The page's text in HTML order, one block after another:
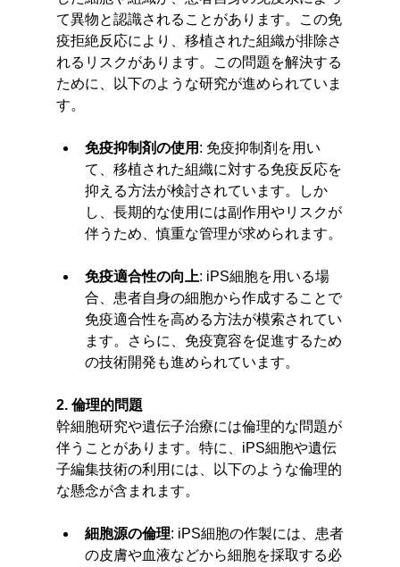
て異物と認識されることがあります。この免
疫拒絶反応により、移植された組織が排除さ
れるリスクがあります。この問題を解決する
ために、以下のような研究が進められていま
す。
免疫抑制剤の使用 : 免疫抑制剤を用い
て、移植された組織に対する免疫反応を
抑える方法が検討されています。しか
し、長期的な使用には副作用やリスクが
伴うため、慎重な管理が求められます。
免疫適合性の向上: iPS細胞を用いる場
合、患者自身の細胞から作成することで
免疫適合性を高める方法が模索されてい
ます。さらに、免疫寛容を促進するため
の技術開発も進められています。
2. 倫理的問題
幹細胞研究や遺伝子治療には倫理的な問題が
伴うことがあります。特に、iPS細胞や遺伝
子編集技術の利用には、以下のような倫理的
な懸念が含まれます。
細胞源の倫理: iPS細胞の作製には、患者
の皮膚や血液などから細胞を採取する必